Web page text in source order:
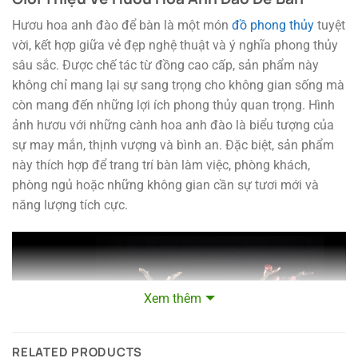
Hươu hoa anh đào để bàn là một món đồ phong thủy tuyệt
vời, kết hợp giữa vẻ đẹp nghệ thuật và ý nghĩa phong thủy
sâu sắc. Được chế tác từ đồng cao cấp, sản phẩm này
không chỉ mang lại sự sang trọng cho không gian sống mà
còn mang đến những lợi ích phong thủy quan trọng. Hình
ảnh hươu với những cành hoa anh đào là biểu tượng của
sự may mắn, thịnh vượng và bình an. Đặc biệt, sản phẩm
này thích hợp để trang trí bàn làm việc, phòng khách,
phòng ngủ hoặc những không gian cần sự tươi mới và
năng lượng tích cực.
Xem thêm
RELATED PRODUCTS